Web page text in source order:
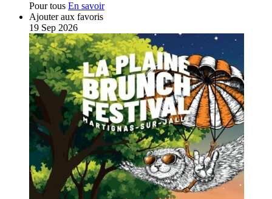
Pour tous En savoir
Ajouter aux favoris
19 Sep 2026